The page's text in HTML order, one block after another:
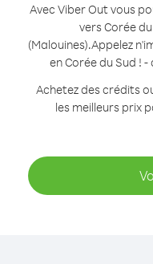
Avec Viber Out vous
vers Corée
(Malouines).Appelez
en Corée du Sud !
Achetez des crédits
les meilleurs prix